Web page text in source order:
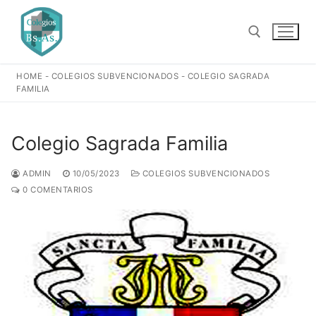
contenido
HOME - COLEGIOS SUBVENCIONADOS - COLEGIO SAGRADA
FAMILIA
Colegio Sagrada Familia
ADMIN 10/05/2023
COLEGIOS SUBVENCIONADOS
0 COMENTARIOS